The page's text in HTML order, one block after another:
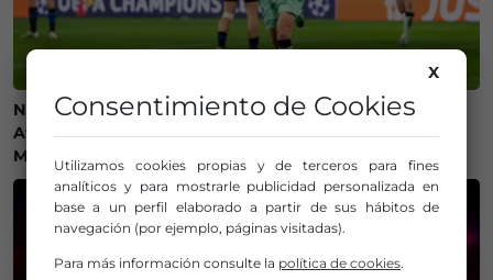
Ni camisetas ni bufandas: prohibidos los símbolos del
Athletic Club en el amistoso ante el Olympique de
Marsella
X
Consentimiento de Cookies
Utilizamos cookies propias y de terceros para fines
analíticos y para mostrarle publicidad personalizada en
base a un perfil elaborado a partir de sus hábitos de
navegación (por ejemplo, páginas visitadas).
Para más información consulte la política de cookies.